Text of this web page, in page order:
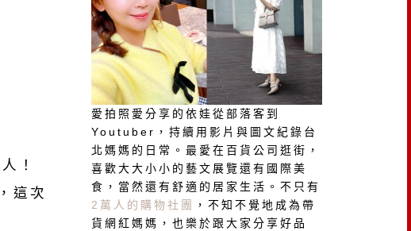
！
這次
愛拍照愛分享的依娃從部落客到
Youtuber，持續用影片與圖文紀錄台
北媽媽的日常。最愛在百貨公司逛街，
喜歡大大小小的藝文展覽還有國際美
食，當然還有舒適的居家生活。不只有
2萬人的購物社團
，不知不覺地成為帶
貨網紅媽媽，也樂於跟大家分享好品